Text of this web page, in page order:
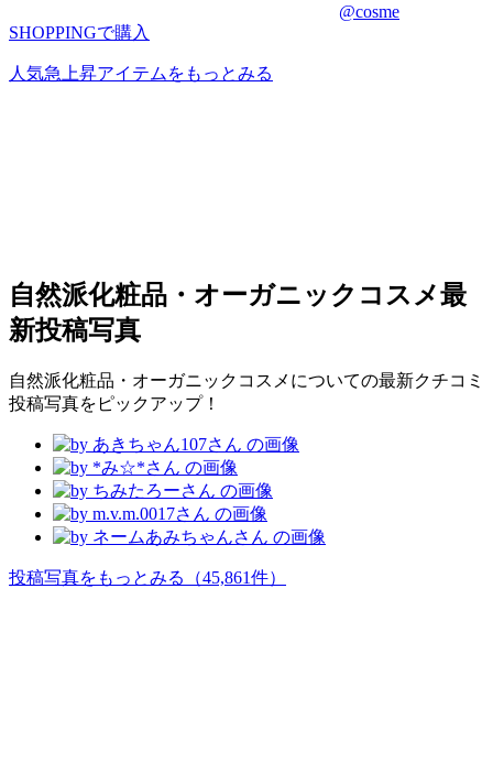
@cosme
SHOPPINGで購入
人気急上昇アイテムをもっとみる
自然派化粧品・オーガニックコスメ最
新投稿写真
自然派化粧品・オーガニックコスメについての最新クチコミ
投稿写真をピックアップ！
投稿写真をもっとみる （45,861件）